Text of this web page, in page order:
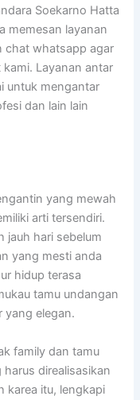
Soekarno Hatta
memesan layanan
chat whatsapp agar
Layanan antar
untuk mengantar
dan lain lain
yang mewah
arti tersendiri.
jauh hari sebelum
yang mesti anda
hidup terasa
tamu undangan
yang elegan.
family dan tamu
direalisasikan
karea itu, lengkapi